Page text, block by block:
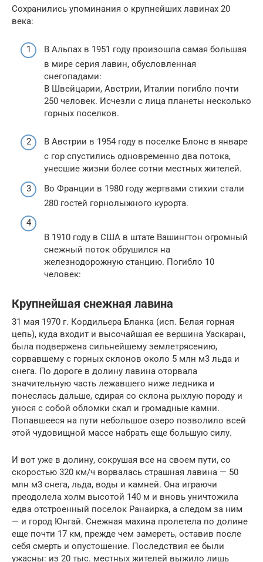
Сохранились упоминания о крупнейших лавинах 20
века:
В Альпах в 1951 году произошла самая большая
в мире серия лавин, обусловленная
снегопадами:
В Швейцарии, Австрии, Италии погибло почти
250 человек. Исчезли с лица планеты несколько
горных поселков.
В Австрии в 1954 году в поселке Блонс в январе
с гор спустились одновременно два потока,
унесшие жизни более сотни местных жителей.
Во Франции в 1980 году жертвами стихии стали
280 гостей горнолыжного курорта.
В 1910 году в США в штате Вашингтон огромный
снежный поток обрушился на
железнодорожную станцию. Погибло 10
человек:
Крупнейшая снежная лавина
31 мая 1970 г. Кордильера Бланка (исп. Белая горная
цепь), куда входит и высочайшая ее вершина Уаскаран,
была подвержена сильнейшему землетрясению,
сорвавшему с горных склонов около 5 млн м3 льда и
снега. По дороге в долину лавина оторвала
значительную часть лежавшего ниже ледника и
понеслась дальше, сдирая со склона рыхлую породу и
унося с собой обломки скал и громадные камни.
Попавшееся на пути небольшое озеро позволило всей
этой чудовищной массе набрать еще большую силу.
И вот уже в долину, сокрушая все на своем пути, со
скоростью 320 км/ч ворвалась страшная лавина — 50
млн м3 снега, льда, воды и камней. Она играючи
преодолела холм высотой 140 м и вновь уничтожила
едва отстроенный поселок Ранаирка, а следом за ним
— и город Юнгай. Снежная махина пролетела по долине
еще почти 17 км, прежде чем замереть, оставив после
себя смерть и опустошение. Последствия ее были
ужасны: из 20 тыс. местных жителей выжило лишь